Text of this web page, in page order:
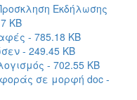
Εκδήλωσης
KB
- 785.18 KB
- 249.45 KB
- 702.55 KB
σε μορφή doc -